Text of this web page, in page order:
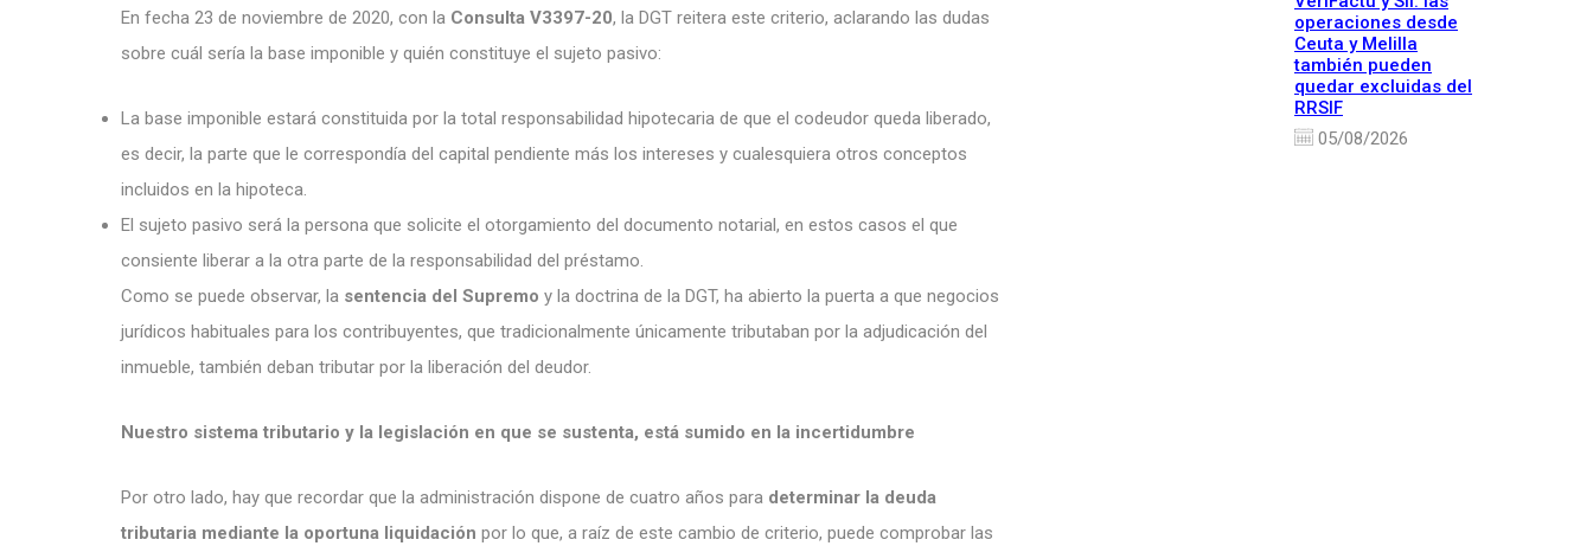
En fecha 23 de noviembre de 2020, con la Consulta V3397-20, la DGT reitera este criterio, aclarando las dudas
sobre cuál sería la base imponible y quién constituye el sujeto pasivo:
La base imponible estará constituida por la total responsabilidad hipotecaria de que el codeudor queda liberado,
es decir, la parte que le correspondía del capital pendiente más los intereses y cualesquiera otros conceptos
incluidos en la hipoteca.
El sujeto pasivo será la persona que solicite el otorgamiento del documento notarial, en estos casos el que
consiente liberar a la otra parte de la responsabilidad del préstamo.
Como se puede observar, la sentencia del Supremo y la doctrina de la DGT, ha abierto la puerta a que negocios
jurídicos habituales para los contribuyentes, que tradicionalmente únicamente tributaban por la adjudicación del
inmueble, también deban tributar por la liberación del deudor.
Nuestro sistema tributario y la legislación en que se sustenta, está sumido en la incertidumbre
Por otro lado, hay que recordar que la administración dispone de cuatro años para determinar la deuda
tributaria mediante la oportuna liquidación por lo que, a raíz de este cambio de criterio, puede comprobar las
operaciones desde
Ceuta y Melilla
también pueden
quedar excluidas del
RRSIF
05/08/2026